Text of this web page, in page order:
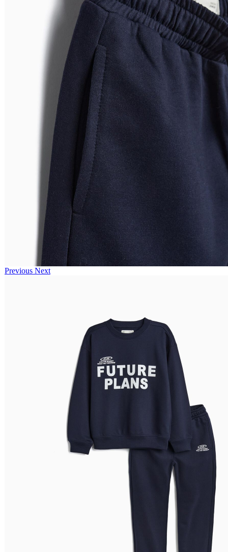
Previous Next